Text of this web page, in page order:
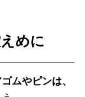
めに
ムやピンは、